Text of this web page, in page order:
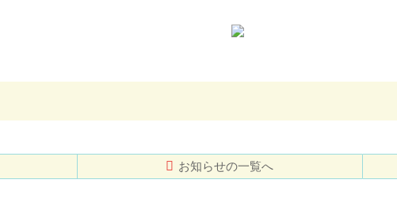
お知らせの一覧へ